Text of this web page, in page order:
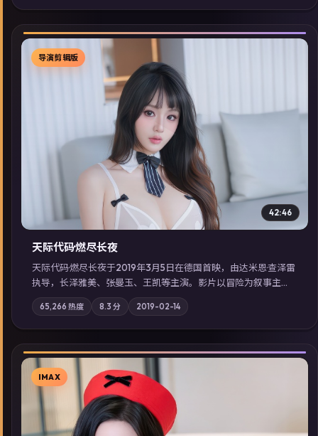
检索同类型高分佳作，畅享高清在线追剧体验。
▶
导演剪辑版
42:46
天际代码·燃尽长夜
天际代码·燃尽长夜于2019年3月5日在德国首映，由达米恩·查泽雷
执导，长泽雅美、张曼玉、王凯等主演。影片以冒险为叙事主
轴，记忆碎片重组后，主角发现自己从未活过“真实”的一天；摄
影与配乐强化地域气质；站内亦可通过「国产免费观看高清电视
剧在线看」延展检索同类型高分佳作，畅享高清在线追剧体验。
65,266 热度 8.3 分 2019-02-14
IMAX